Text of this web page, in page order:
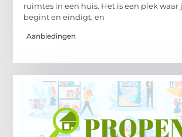
ruimtes in een huis. Het is een plek waar
begint en eindigt, en
Aanbiedingen